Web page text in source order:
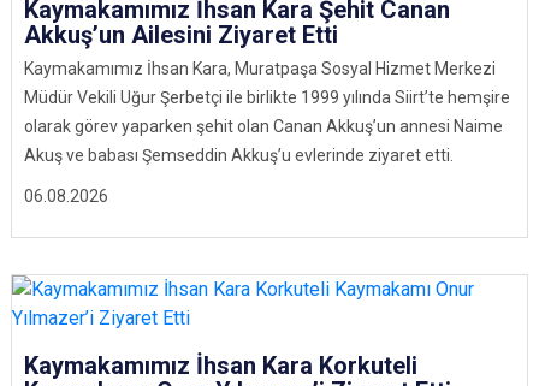
06.08.2026
Kaymakamımız İhsan Kara Şehit Canan
Akkuş’un Ailesini Ziyaret Etti
Kaymakamımız İhsan Kara, Muratpaşa Sosyal Hizmet Merkezi
Müdür Vekili Uğur Şerbetçi ile birlikte 1999 yılında Siirt’te hemşire
olarak görev yaparken şehit olan Canan Akkuş’un annesi Naime
Akuş ve babası Şemseddin Akkuş’u evlerinde ziyaret etti.
Kaymakamımız İhsan Kara Korkuteli